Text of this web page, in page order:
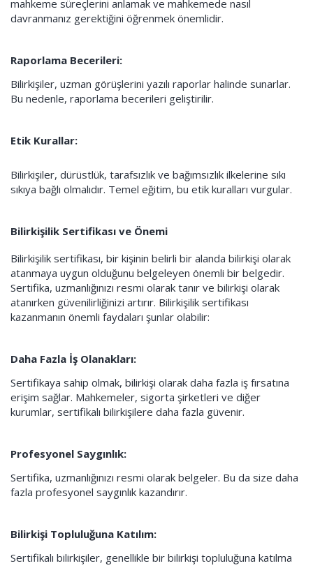
mahkeme süreçlerini anlamak ve mahkemede nasıl
davranmanız gerektiğini öğrenmek önemlidir.
Raporlama Becerileri:
Bilirkişiler, uzman görüşlerini yazılı raporlar halinde sunarlar.
Bu nedenle, raporlama becerileri geliştirilir.
Etik Kurallar:
Bilirkişiler, dürüstlük, tarafsızlık ve bağımsızlık ilkelerine sıkı
sıkıya bağlı olmalıdır. Temel eğitim, bu etik kuralları vurgular.
Bilirkişilik Sertifikası ve Önemi
Bilirkişilik sertifikası, bir kişinin belirli bir alanda bilirkişi olarak
atanmaya uygun olduğunu belgeleyen önemli bir belgedir.
Sertifika, uzmanlığınızı resmi olarak tanır ve bilirkişi olarak
atanırken güvenilirliğinizi artırır. Bilirkişilik sertifikası
kazanmanın önemli faydaları şunlar olabilir:
Daha Fazla İş Olanakları:
Sertifikaya sahip olmak, bilirkişi olarak daha fazla iş fırsatına
erişim sağlar. Mahkemeler, sigorta şirketleri ve diğer
kurumlar, sertifikalı bilirkişilere daha fazla güvenir.
Profesyonel Saygınlık:
Sertifika, uzmanlığınızı resmi olarak belgeler. Bu da size daha
fazla profesyonel saygınlık kazandırır.
Bilirkişi Topluluğuna Katılım:
Sertifikalı bilirkişiler, genellikle bir bilirkişi topluluğuna katılma